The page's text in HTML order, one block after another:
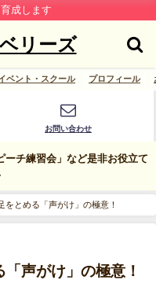
成します
リーズ
ベント・スクール プロフィール
お問い合わせ
ーチ練習会」など是非お役立て
をとめる「声がけ」の極意！
声がけ」の極意！